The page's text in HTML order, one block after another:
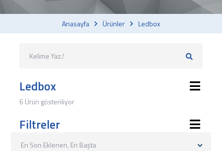
Anasayfa Ürünler Ledbox
Ledbox
6 Ürün gösteriliyor
Filtreler
En Son Eklenen, En Başta